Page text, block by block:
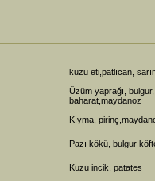
kuzu eti,patlıcan,
Üzüm yaprağı,
baharat,maydanoz
Kıyma,
Pazı kökü, bulgur
Kuzu incik, patates